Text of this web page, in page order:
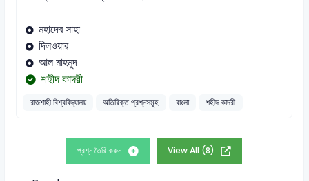
মহাদেব সাহা
দিলওয়ার
আল মাহমুদ
শহীদ কাদরী
রাজশাহী বিশ্ববিদ্যালয় অতিরিক্ত প্রশ্নসমূহ বাংলা শহীদ কাদরী
প্রশ্ন তৈরি করুন View All (8)